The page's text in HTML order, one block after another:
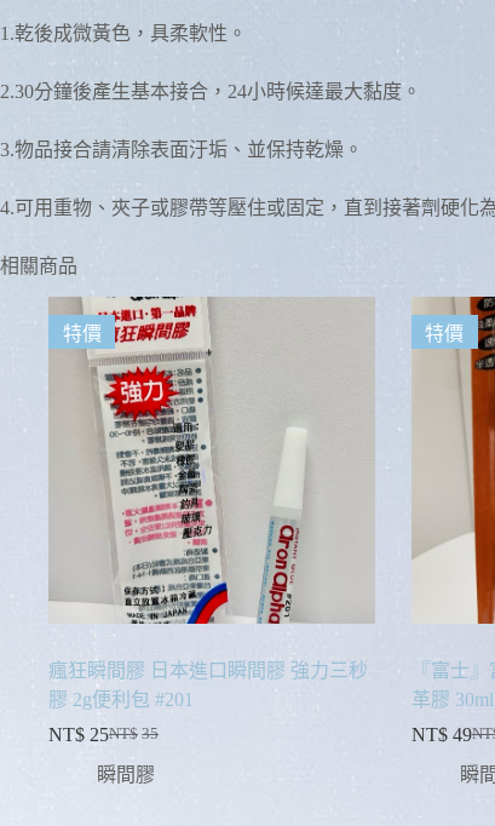
1.乾後成微黃色，具柔軟性。
2.30分鐘後產生基本接合，24小時候達最大黏度。
3.物品接合請清除表面汙垢、並保持乾燥。
4.可用重物、夾子或膠帶等壓住或固定，直到接著劑硬化
相關商品
特價
瘋狂瞬間膠 日本進口瞬間膠 強力三秒
膠 2g便利包 #201
NT$ 35
NT$ 25
瞬間膠
特價
『富士
革膠
NT$ 49
瞬